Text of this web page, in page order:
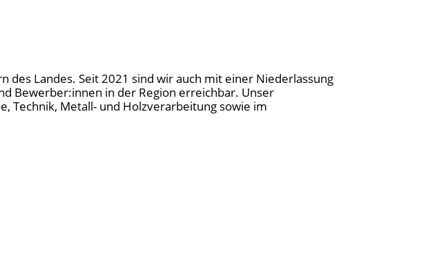
des Landes. Seit 2021 sind wir auch mit einer Niederlassung
Bewerber:innen in der Region erreichbar. Unser
Technik, Metall- und Holzverarbeitung sowie im